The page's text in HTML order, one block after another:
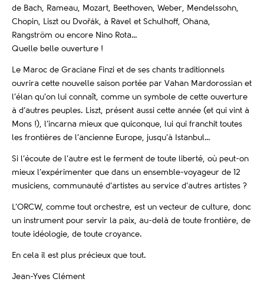
de Bach, Rameau, Mozart, Beethoven, Weber, Mendelssohn,
Chopin, Liszt ou Dvořák, à Ravel et Schulhoff, Ohana,
Rangström ou encore Nino Rota…
Quelle belle ouverture !
Le Maroc de Graciane Finzi et de ses chants traditionnels
ouvrira cette nouvelle saison portée par Vahan Mardorossian et
l’élan qu’on lui connaît, comme un symbole de cette ouverture
à d’autres peuples. Liszt, présent aussi cette année (et qui vint à
Mons !), l’incarna mieux que quiconque, lui qui franchit toutes
les frontières de l’ancienne Europe, jusqu’à Istanbul…
Si l’écoute de l’autre est le ferment de toute liberté, où peut-on
mieux l’expérimenter que dans un ensemble-voyageur de 12
musiciens, communauté d’artistes au service d’autres artistes ?
L’ORCW, comme tout orchestre, est un vecteur de culture, donc
un instrument pour servir la paix, au-delà de toute frontière, de
toute idéologie, de toute croyance.
En cela il est plus précieux que tout.
Jean-Yves Clément